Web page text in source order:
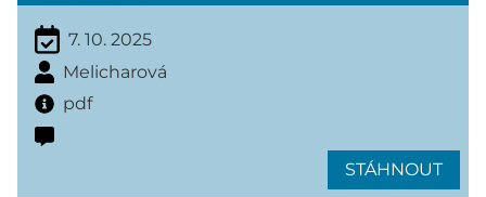
7. 10. 2025
Melicharová
pdf
STÁHNOUT